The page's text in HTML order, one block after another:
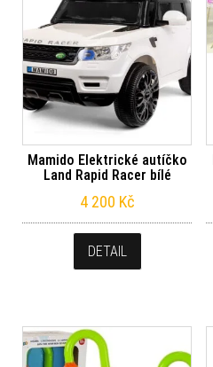
Mamido Elektrické autíčko
Land Rapid Racer bílé
4 200 Kč
DETAIL